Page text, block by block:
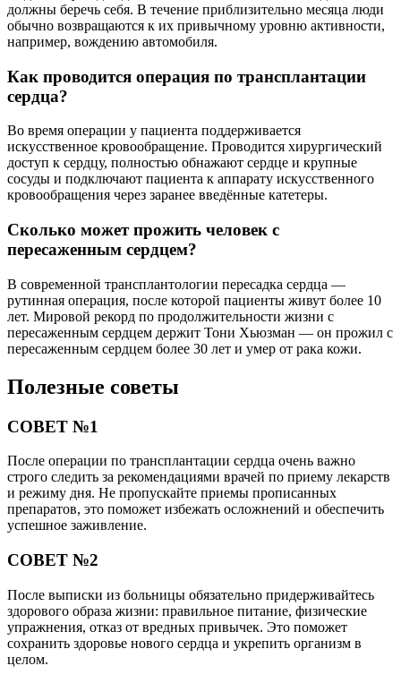
должны беречь себя. В течение приблизительно месяца люди
обычно возвращаются к их привычному уровню активности,
например, вождению автомобиля.
Как проводится операция по трансплантации
сердца?
Во время операции у пациента поддерживается
искусственное кровообращение. Проводится хирургический
доступ к сердцу, полностью обнажают сердце и крупные
сосуды и подключают пациента к аппарату искусственного
кровообращения через заранее введённые катетеры.
Сколько может прожить человек с
пересаженным сердцем?
В современной трансплантологии пересадка сердца —
рутинная операция, после которой пациенты живут более 10
лет. Мировой рекорд по продолжительности жизни с
пересаженным сердцем держит Тони Хьюзман — он прожил с
пересаженным сердцем более 30 лет и умер от рака кожи.
Полезные советы
СОВЕТ №1
После операции по трансплантации сердца очень важно
строго следить за рекомендациями врачей по приему лекарств
и режиму дня. Не пропускайте приемы прописанных
препаратов, это поможет избежать осложнений и обеспечить
успешное заживление.
СОВЕТ №2
После выписки из больницы обязательно придерживайтесь
здорового образа жизни: правильное питание, физические
упражнения, отказ от вредных привычек. Это поможет
сохранить здоровье нового сердца и укрепить организм в
целом.